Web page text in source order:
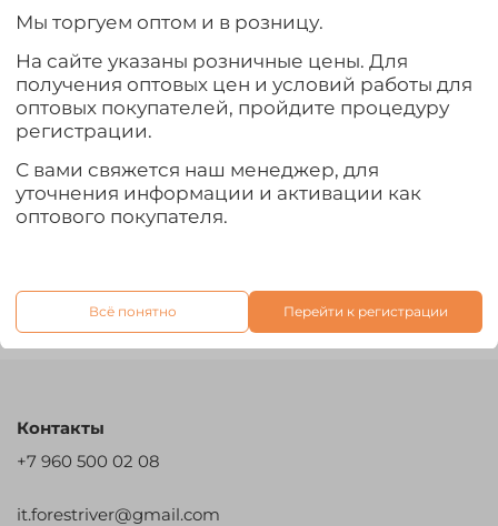
Описание
Горелка газовая легко насаживается на цанговый
газовый баллон 220 гр., Т=1300 °С.
Единственная горелка которая вращение горелки 360
градусов, газовый баллон при этом можно повернуть
Подлезть и разогреть острым пламенем в
труднодоступные места стало реальностью
Расход газа (максимальный): 80 г/час.
Отзывы
Контакты
+7 960 500 02 08
it.forestriver@gmail.com
Мы торгуем оптом и в розницу.
На сайте указаны розничные цены. Для
получения оптовых цен и условий работы для
оптовых покупателей, пройдите процедуру
регистрации.
С вами свяжется наш менеджер, для
уточнения информации и активации как
оптового покупателя.
Всё понятно Перейти к регистрации